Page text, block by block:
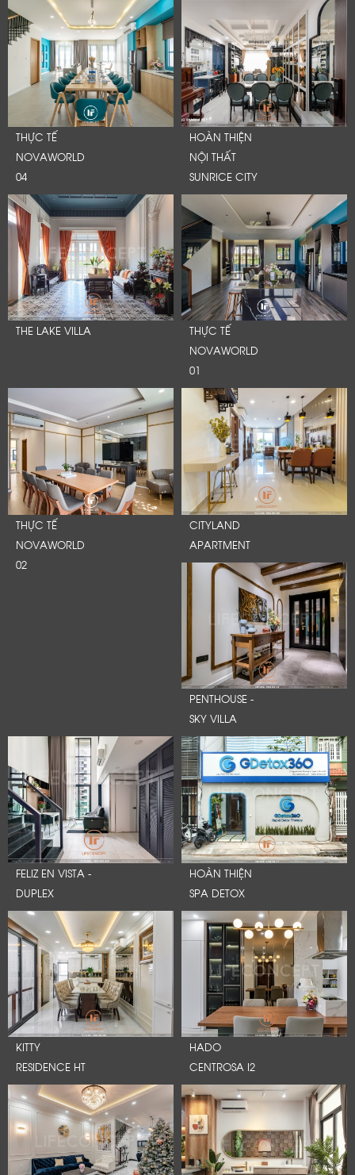
THỰC TẾ
NOVAWORLD
04
HOÀN THIỆN
NỘI THẤT
SUNRICE CITY
THE LAKE VILLA
THỰC TẾ
NOVAWORLD
01
THỰC TẾ
NOVAWORLD
02
CITYLAND
APARTMENT
PENTHOUSE -
SKY VILLA
FELIZ EN VISTA -
DUPLEX
HOÀN THIỆN
SPA DETOX
KITTY
RESIDENCE HT
HADO
CENTROSA I2
LỜI CẢM ƠN
LIFECONCEPT
Cảm ơn quý khách đã để lại thông tin.
Chúng tôi sẽ liên hệ lại trong thời gian